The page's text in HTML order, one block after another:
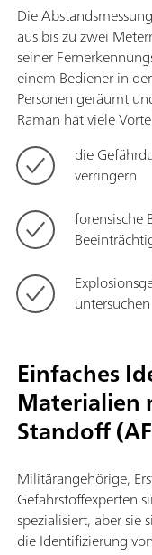
Die
aus bis zu zwei
seiner
einem Bediener in
Personen geräumt
Raman hat viele
die
verringern
forensische
untersuchen
Einfaches
Materialien
Standoff
Militärangehörige,
Gefahrstoffexperten
spezialisiert, aber sie
die Identifizierung